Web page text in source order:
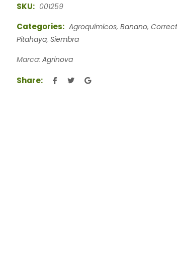
SKU: 001259
Categories: Agroquímicos, Banano,
Pitahaya, Siembra
Marca: Agrinova
Share: